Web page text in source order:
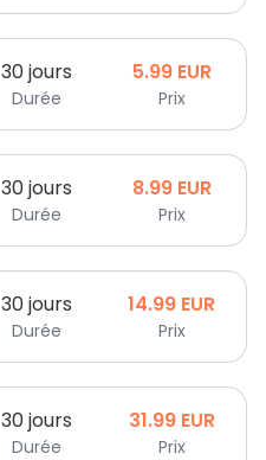
30 jours
Durée
5.99 EUR
Prix
30 jours
Durée
8.99 EUR
Prix
30 jours
Durée
14.99 EUR
Prix
30 jours
Durée
31.99 EUR
Prix